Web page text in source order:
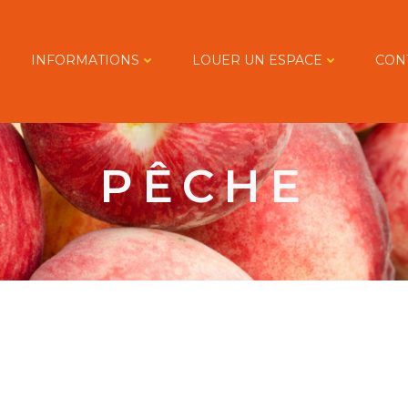
INFORMATIONS LOUER UN ESPACE
PÊCHE